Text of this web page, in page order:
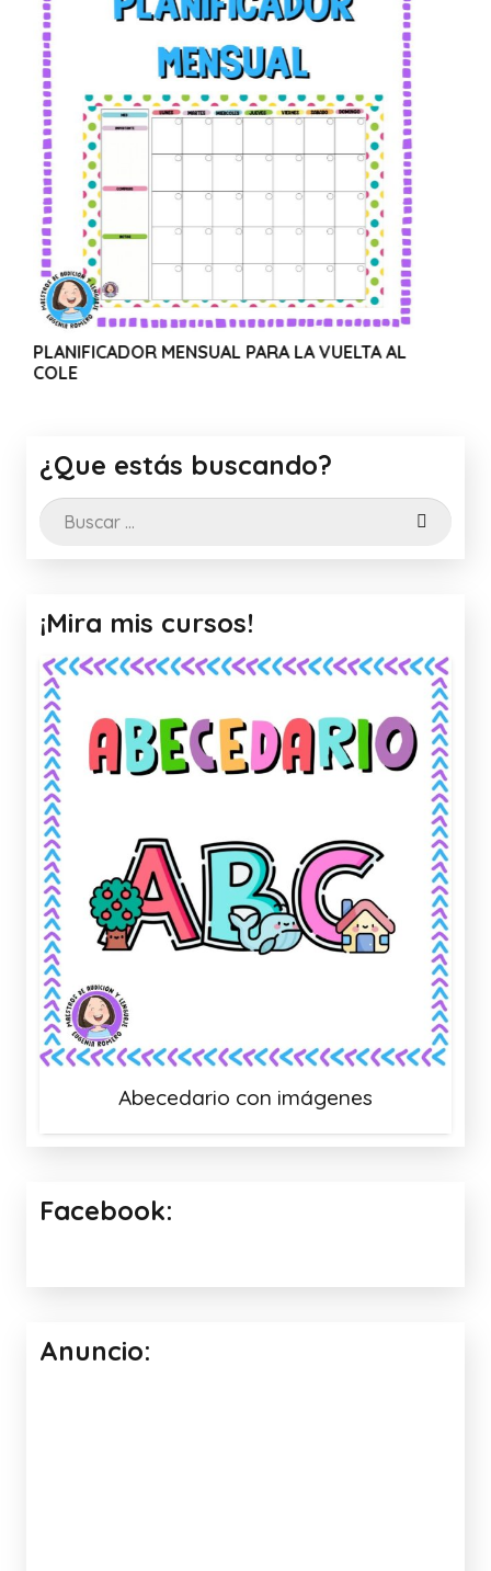
PARA LA VUELTA AL
WEBINAR
¿Que estás buscando?
Buscar:
¡Mira mis cursos!
Abecedario con imágenes
Facebook:
Anuncio: